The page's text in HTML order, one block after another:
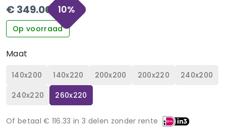
€ 349.00 10%
Op voorraad
Maat
140x200 140x220 200x200 200x220
240x200
240x220
260x220
Of betaal € 116.33 in 3 delen zonder rente